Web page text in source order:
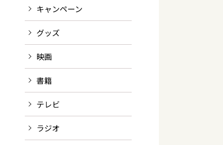
キャンペーン
グッズ
映画
書籍
テレビ
ラジオ